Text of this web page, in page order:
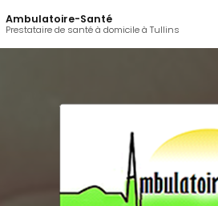
au
contenu
principal
Ambulatoire-Santé
Prestataire de santé à domicile à Tullins